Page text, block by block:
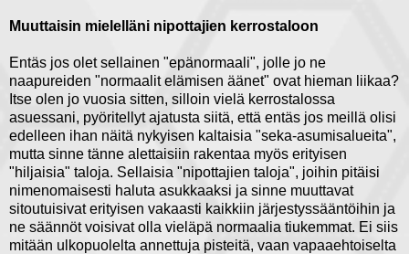
Muuttaisin mielelläni nipottajien kerrostaloon
Entäs jos olet sellainen "epänormaali", jolle jo ne
naapureiden "normaalit elämisen äänet" ovat hieman liikaa?
Itse olen jo vuosia sitten, silloin vielä kerrostalossa
asuessani, pyöritellyt ajatusta siitä, että entäs jos meillä olisi
edelleen ihan näitä nykyisen kaltaisia "seka-asumisalueita",
mutta sinne tänne alettaisiin rakentaa myös erityisen
"hiljaisia" taloja. Sellaisia "nipottajien taloja", joihin pitäisi
nimenomaisesti haluta asukkaaksi ja sinne muuttavat
sitoutuisivat erityisen vakaasti kaikkiin järjestyssääntöihin ja
ne säännöt voisivat olla vieläpä normaalia tiukemmat. Ei siis
mitään ulkopuolelta annettuja pisteitä, vaan vapaaehtoiselta